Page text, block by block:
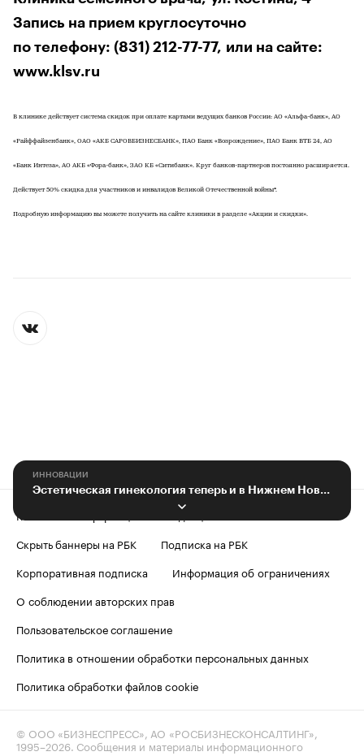
Запись на прием круглосуточно
по телефону: (831) 212-77-77, или на сайте:
www.klsv.ru
В клинике действует система скидок при оплате картами ведущих банков России: АО «Альфа-банк», АО
«Райффайзенбанк», ОАО «АКБ САРОВБИЗНЕСБАНК», ПАО Банк «Возрождение», ПАО Банк ВТБ 24, АО
«Банк Интеза», АО АКБ «Фора-банк», ЗАО КБ «Ситибанк». Круг банков-партнеров постоянно расширяется.
Действует 50% скидка для участников и инвалидов Великой Отечественной войны*.
Подробную информацию вы можете получить на сайте клиники в разделе «Акции и скидки».
ИННОВАЦИИ
Эстетическая гинекология теперь и в Нижнем Новгороде. Mona Lisa Touch
Контактная информация
Скрыть баннеры на РБК
Подписка на РБК
Корпоративная подписка
Информация об ограничениях
О соблюдении авторских прав
Пользовательское соглашение
Политика в отношении обработки персональных данных
Политика обработки файлов cookie
© ООО «БИЗНЕСПРЕСС», АО «РОСБИЗНЕСКОНСАЛТИНГ»,
1995–2026. Сообщения и материалы информационного